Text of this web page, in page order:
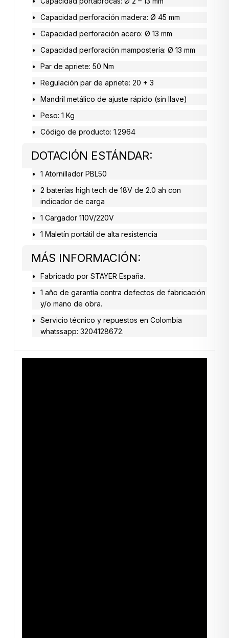
Capacidad perforación madera: Ø 45 mm
Capacidad perforación acero: Ø 13 mm
Capacidad perforación mampostería: Ø 13 mm
Par de apriete: 50 Nm
Regulación par de apriete: 20 + 3
Mandril metálico de ajuste rápido (sin llave)
Peso: 1 Kg
Código de producto: 1.2964
DOTACIÓN ESTÁNDAR:
1 Atornillador PBL50
2 baterías high tech de 18V de 2.0 ah con
indicador de carga
1 Cargador 110V/220V
1 Maletín portátil de alta resistencia
MÁS INFORMACIÓN:
Fabricado por STAYER España.
1 año de garantía contra defectos de fabricación
y/o mano de obra.
Servicio técnico y repuestos en Colombia
whatssapp: 3204128672.